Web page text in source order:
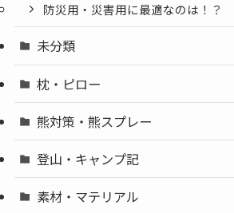
防災用・災害用に最適なのは！？
未分類
枕・ピロー
熊対策・熊スプレー
登山・キャンプ記
素材・マテリアル